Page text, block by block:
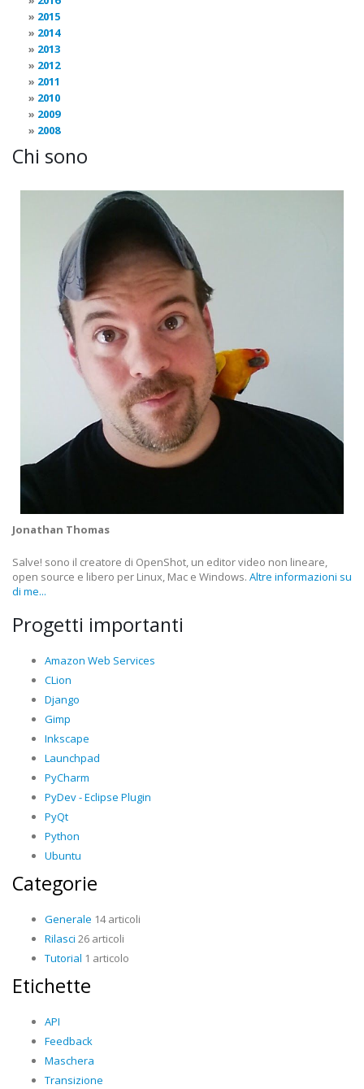
2015
2014
2013
2012
2011
2010
2009
2008
Chi sono
Jonathan Thomas
Salve! sono il creatore di OpenShot, un editor video non lineare,
open source e libero per Linux, Mac e Windows. Altre informazioni su
di me...
Progetti importanti
Amazon Web Services
CLion
Django
Gimp
Inkscape
Launchpad
PyCharm
PyDev - Eclipse Plugin
PyQt
Python
Ubuntu
Categorie
Generale 14 articoli
Rilasci 26 articoli
Tutorial 1 articolo
Etichette
API
Feedback
Maschera
Transizione